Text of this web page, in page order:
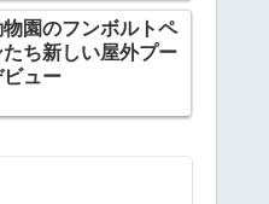
物園のフンボルトペ
たち新しい屋外プー
ュー